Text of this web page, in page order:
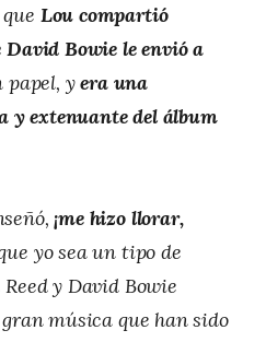
Lou compartió
Bowie le envió a
papel, yera una
y extenuante del álbum
¡me hizo llorar,
yo sea un tipo de
y David Bowie
música que han sido